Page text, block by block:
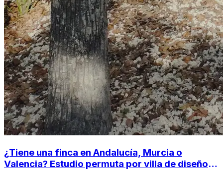
¿Tiene una finca en Andalucía, Murcia o
Valencia? Estudio permuta por villa de diseño